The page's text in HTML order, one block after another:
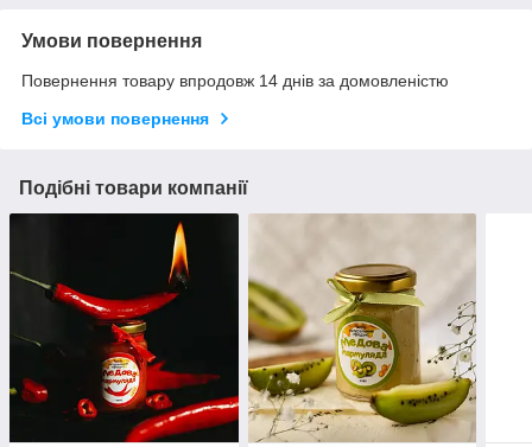
Умови повернення
Повернення товару впродовж 14 днів за домовленістю
Всі умови повернення
Подібні товари компанії